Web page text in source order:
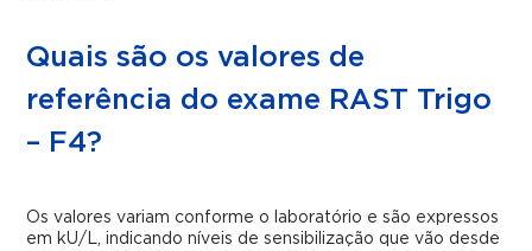
Quais são os valores de
referência do exame RAST Trigo
– F4?
Os valores variam conforme o laboratório e são expressos
em kU/L, indicando níveis de sensibilização que vão desde